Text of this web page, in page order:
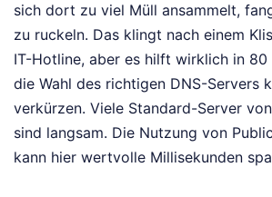
sich dort zu viel Müll ansammelt,
zu ruckeln. Das klingt nach einem
IT-Hotline, aber es hilft wirklich in 80
die Wahl des richtigen DNS-Servers
verkürzen. Viele Standard-Server
sind langsam. Die Nutzung von
kann hier wertvolle Millisekunden